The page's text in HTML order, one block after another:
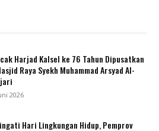
Harjad Kalsel ke 76 Tahun Dipusatkan
Raya Syekh Muhammad Arsyad Al-
2026
Hari Lingkungan Hidup, Pemprov